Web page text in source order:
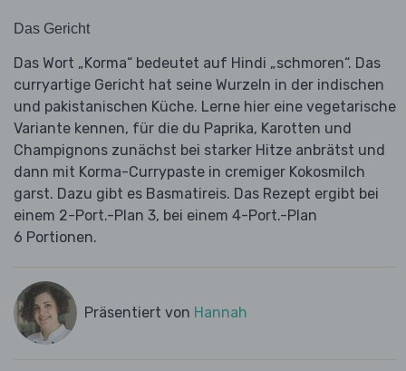
Das Gericht
Das Wort „Korma“ bedeutet auf Hindi „schmoren“. Das
curryartige Gericht hat seine Wurzeln in der indischen
und pakistanischen Küche. Lerne hier eine vegetarische
Variante kennen, für die du Paprika, Karotten und
Champignons zunächst bei starker Hitze anbrätst und
dann mit Korma-Currypaste in cremiger Kokosmilch
garst. Dazu gibt es Basmatireis. Das Rezept ergibt bei
einem 2-Port.-Plan 3, bei einem 4-Port.-Plan
6 Portionen.
Präsentiert von Hannah